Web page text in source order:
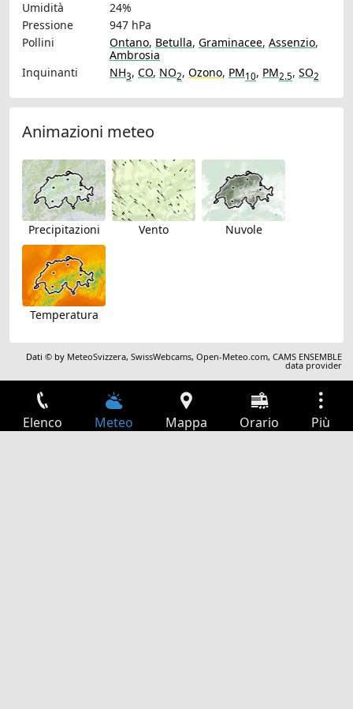
Umidità
24%
Pressione
947 hPa
Pollini
Ontano, Betulla, Graminacee, Assenzio,
Ambrosia
Inquinanti
NH3, CO, NO2, Ozono, PM10, PM2.5, SO2
Animazioni meteo
Precipitazioni Vento Nuvole
Temperatura
Dati © by MeteoSvizzera,SwissWebcams,Open-Meteo.com,CAMS ENSEMBLE
data provider
Elenco Meteo Mappa Orario Più